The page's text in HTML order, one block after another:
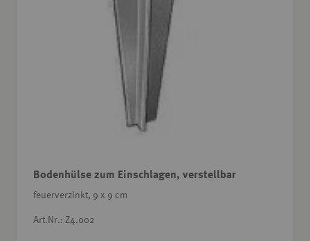
Bodenhülse zum Einschlagen, verstellbar
feuerverzinkt, 9 x 9 cm
Art.Nr.: Z4.002